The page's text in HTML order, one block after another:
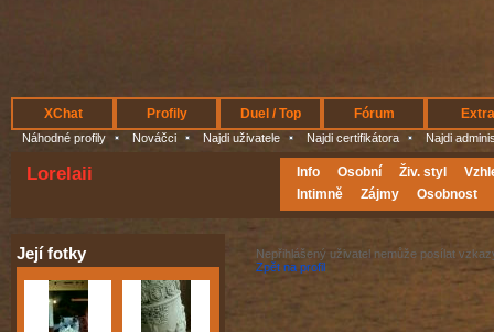
XChat Profily Duel / Top Fórum Extra
Náhodné profily Nováčci Najdi uživatele Najdi certifikátora Najdi
Lorelaii Info Osobní Živ. styl
Intimně
Zájmy Osobnost
Její fotky
Nepřihlášený uživatel nemůže posílat
Zpět na profil